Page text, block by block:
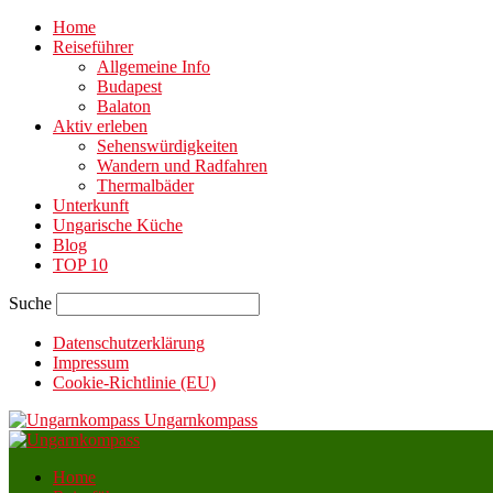
Home
Reiseführer
Allgemeine Info
Budapest
Balaton
Aktiv erleben
Sehenswürdigkeiten
Wandern und Radfahren
Thermalbäder
Unterkunft
Ungarische Küche
Blog
TOP 10
Suche
Datenschutzerklärung
Impressum
Cookie-Richtlinie (EU)
Ungarnkompass
Home